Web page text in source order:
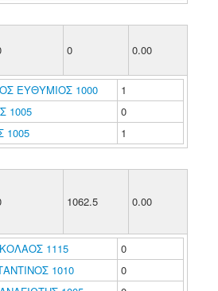
0 0.00
ΕΥΘΥΜΙΟΣ 1000
1
1005
0
1005
1
1062.5 0.00
1115
0
1010
0